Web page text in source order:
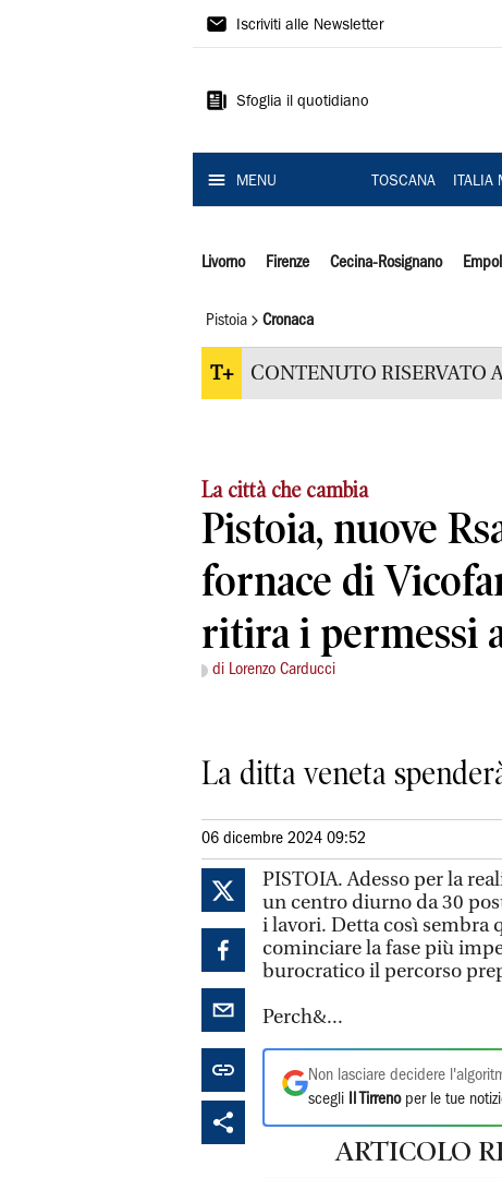
Il
Iscriviti alle Newsletter
Sfoglia il quotidiano
MENU TOSCANA ITALIA
Livorno Firenze Cecina-Rosignano
Pistoia Cronaca
T+ CONTENUTO RISERVATO
La città che cambia
Pistoia, nuove
fornace di
ritira i permessi
di Lorenzo Carducci
La ditta veneta
06 dicembre 2024 09:52
PISTOIA. Adesso per la
un centro diurno da 30
i lavori. Detta così sembra
cominciare la fase più
burocratico il percorso
Perch&...
Non lasciare decidere
scegli
Il Tirrenoper le tue
ARTICOLO